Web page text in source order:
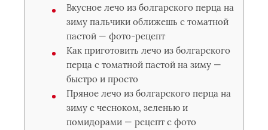
Вкусное лечо из болгарского перца на
зиму пальчики оближешь с томатной
пастой — фото-рецепт
Как приготовить лечо из болгарского
перца с томатной пастой на зиму —
быстро и просто
Пряное лечо из болгарского перца на
зиму с чесноком, зеленью и
помидорами — рецепт с фото